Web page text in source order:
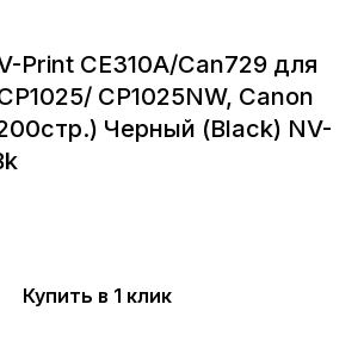
Print CE310A/Can729 для
CP1025NW, Canon
Черный (Black) NV-
Купить в 1 клик